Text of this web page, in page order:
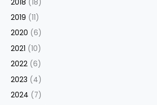
2018 (18)
2019 (11)
2020 (6)
2021 (10)
2022 (6)
2023 (4)
2024 (7)